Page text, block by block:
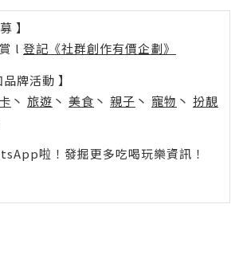
】
l 登記《社群創作有價企劃》
牌活動 】
丶 旅遊 丶 美食 丶 親子 丶 寵物 丶 扮靚
啦！發掘更多吃喝玩樂資訊！